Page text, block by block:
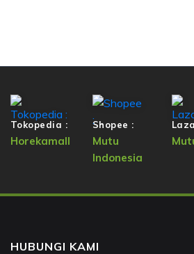
Tokopedia :
Horekamall
Shopee :
Mutu
Indonesia
HUBUNGI KAMI